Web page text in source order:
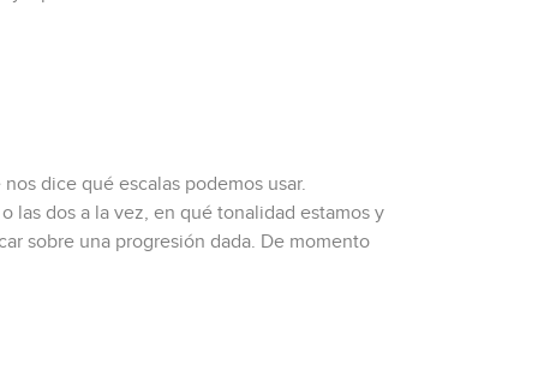
dice qué escalas podemos usar.
las dos a la vez, en qué tonalidad estamos y
sobre una progresión dada. De momento